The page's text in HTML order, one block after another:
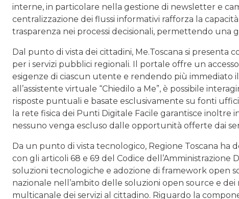
interne, in particolare nella gestione di newsletter e
centralizzazione dei flussi informativi rafforza la
trasparenza nei processi decisionali, permettendo una
Dal punto di vista dei cittadini, Me.Toscana si
per i servizi pubblici regionali. Il portale offre un
esigenze di ciascun utente e rendendo più immediato
all’assistente virtuale “Chiedilo a Me”, è possibile
risposte puntuali e basate esclusivamente su fonti
la rete fisica dei Punti Digitale Facile garantisce
nessuno venga escluso dalle opportunità offerte dai
Da un punto di vista tecnologico, Regione Toscana ha
con gli articoli 68 e 69 del Codice dell’Amministrazione
soluzioni tecnologiche e adozione di framework open
nazionale nell’ambito delle soluzioni open source e
multicanale dei servizi al cittadino. Riguardo la